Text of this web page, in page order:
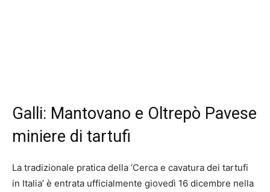
Galli: Mantovano e Oltrepò Pavese
miniere di tartufi
La tradizionale pratica della ‘Cerca e cavatura dei tartufi
in Italia’ è entrata ufficialmente giovedì 16 dicembre nella